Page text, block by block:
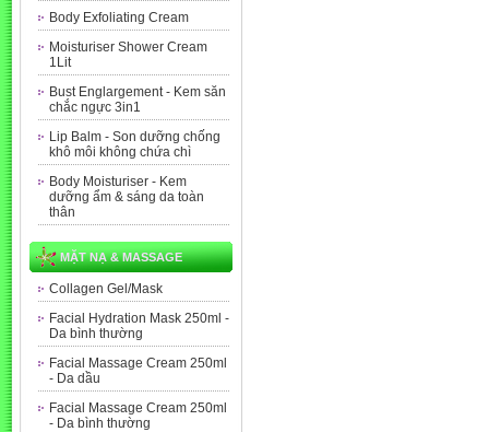
Body Exfoliating Cream
Moisturiser Shower Cream
1Lit
Bust Englargement - Kem săn
chắc ngực 3in1
Lip Balm - Son dưỡng chống
khô môi không chứa chì
Body Moisturiser - Kem
dưỡng ẩm & sáng da toàn
thân
MẶT NẠ & MASSAGE
Collagen Gel/Mask
Facial Hydration Mask 250ml -
Da bình thường
Facial Massage Cream 250ml
- Da dầu
Facial Massage Cream 250ml
- Da bình thường